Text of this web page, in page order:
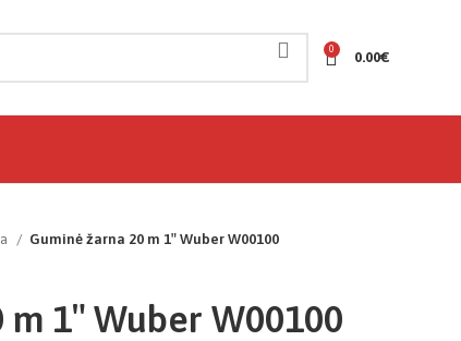
0
0.00€
Guminė žarna 20 m 1″ Wuber W00100
1″ Wuber W00100